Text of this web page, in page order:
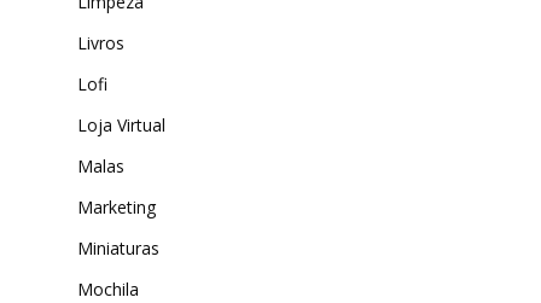
Livros
Lofi
Loja Virtual
Malas
Marketing
Miniaturas
Mochila